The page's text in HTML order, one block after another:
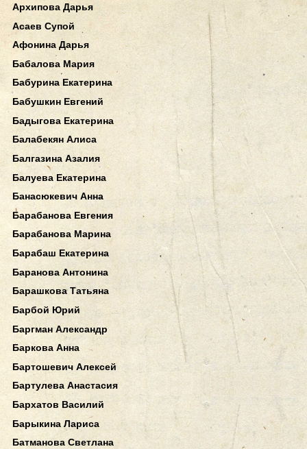
Архипова Дарья
Асаев Супой
Афонина Дарья
Бабалова Мария
Бабурина Екатерина
Бабушкин Евгений
Бадыгова Екатерина
Балабекян Алиса
Балгазина Азалия
Балуева Екатерина
Банасюкевич Анна
Барабанова Евгения
Барабанова Марина
Барабаш Екатерина
Баранова Антонина
Барашкова Татьяна
Барбой Юрий
Баргман Александр
Баркова Анна
Бартошевич Алексей
Бартулева Анастасия
Бархатов Василий
Барыкина Лариса
Батманова Светлана